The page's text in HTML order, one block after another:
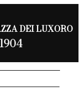
DEI LUXORO